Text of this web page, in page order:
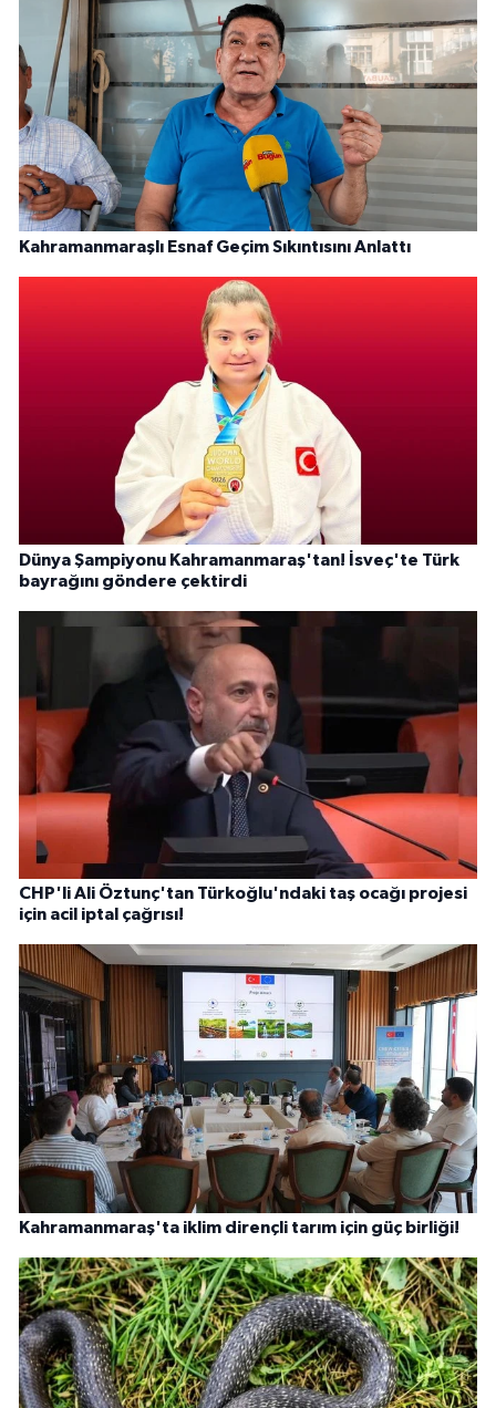
Kahramanmaraşlı Esnaf Geçim Sıkıntısını Anlattı
Dünya Şampiyonu Kahramanmaraş'tan! İsveç'te Türk
bayrağını göndere çektirdi
CHP'li Ali Öztunç'tan Türkoğlu'ndaki taş ocağı projesi
için acil iptal çağrısı!
Kahramanmaraş'ta iklim dirençli tarım için güç birliği!